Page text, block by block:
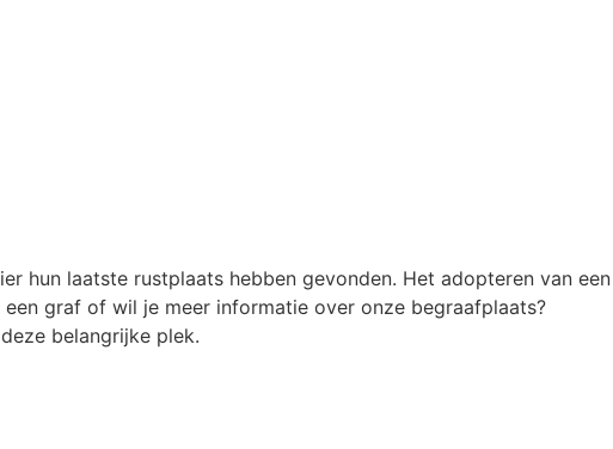
hun laatste rustplaats hebben gevonden. Het adopteren van een
graf of wil je meer informatie over onze begraafplaats?
belangrijke plek.